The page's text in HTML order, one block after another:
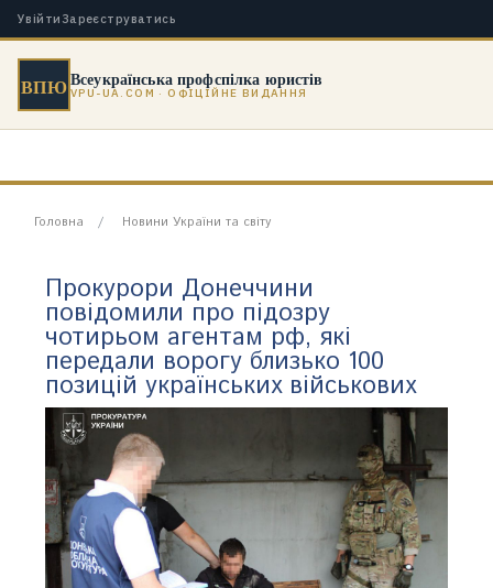
Увійти Зареєструватись
ВПЮВсеукраїнська профспілка юристів
VPU-UA.COM · ОФІЦІЙНЕ ВИДАННЯ
Головна Новини України та світу
Прокурори Донеччини
повідомили про підозру
чотирьом агентам рф, які
передали ворогу близько 100
позицій українських військових